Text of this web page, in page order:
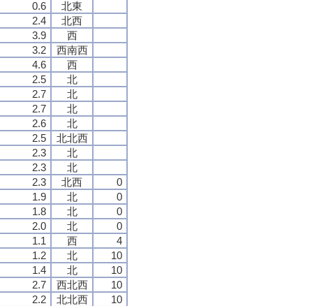
0.6
北東
2.4
北西
3.9
西
3.2
西南西
4.6
西
2.5
北
2.7
北
2.7
北
2.6
北
2.5
北北西
2.3
北
2.3
北
2.3 北西
0
1.9 北
0
1.8 北
0
2.0 北
0
1.1 西
4
1.2 北
10
1.4 北
10
2.7 西北西
10
2.2 北北西
10